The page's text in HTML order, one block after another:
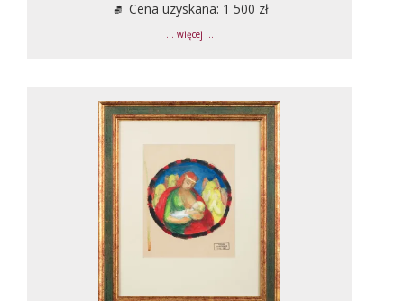
Cena uzyskana: 1 500 zł
... więcej ...